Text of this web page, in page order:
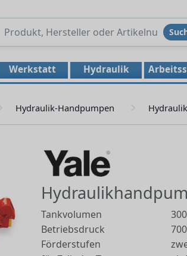
Produkte
durchsuchen
Werkstatt Hydraulik
Hydraulik-Handpumpen
Tankvolumen
Betriebsdruck
Förderstufen